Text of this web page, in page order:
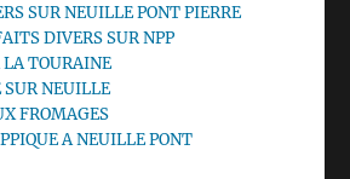
SUR NEUILLE PONT PIERRE
DIVERS SUR NPP
LA TOURAINE
NEUILLE
FROMAGES
A NEUILLE PONT